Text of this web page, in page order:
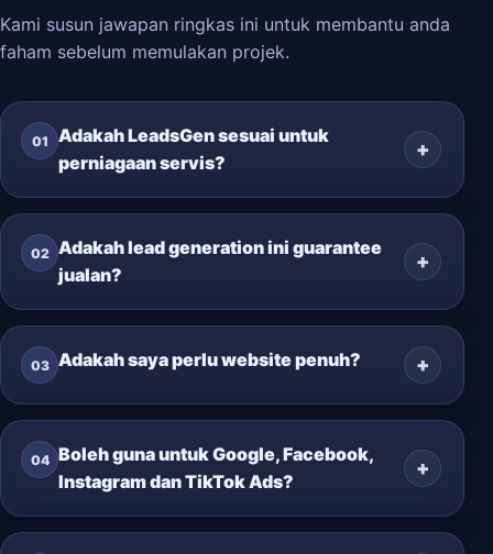
Kami susun jawapan ringkas ini untuk membantu anda
faham sebelum memulakan projek.
01
Adakah LeadsGen sesuai untuk
perniagaan servis?
02 Adakah lead generation ini guarantee
jualan?
03 Adakah saya perlu website penuh?
04 Boleh guna untuk Google, Facebook,
Instagram dan TikTok Ads?